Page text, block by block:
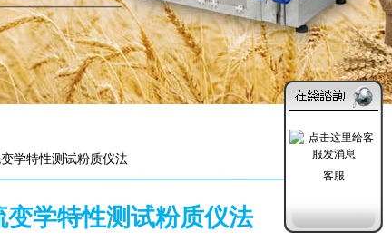
学特性测试粉质仪法
变学特性测试粉质仪法
客服